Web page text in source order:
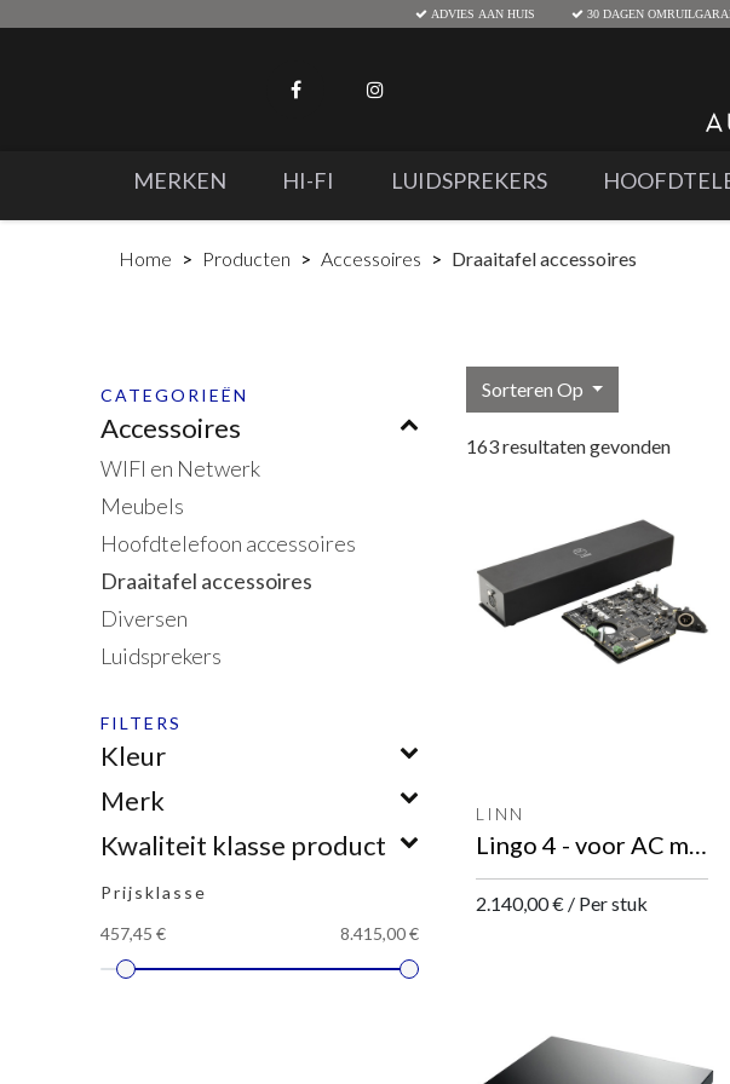
ADVIES AAN HUIS 30 DAGEN
MERKEN HI-FI LUIDSPREKERS
Home Producten Accessoires Draaitafel accessoires
CATEGORIEËN
Accessoires
WIFI en Netwerk
Meubels
Hoofdtelefoon accessoires
Draaitafel accessoires
Diversen
Luidsprekers
FILTERS
Kleur
Merk
Kwaliteit klasse product
Prijsklasse
457,45 €
8.415,00 €
Sorteren Op
163resultaten gevonden
LINN
Lingo 4 - voor AC motor LP12 externe voeding
2.140,00€ / Per stuk